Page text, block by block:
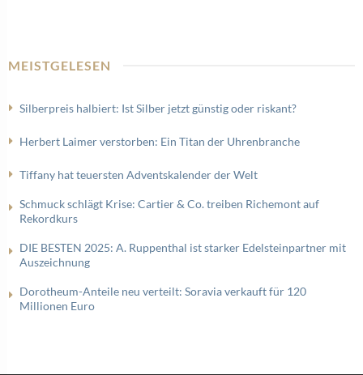
MEISTGELESEN
Silberpreis halbiert: Ist Silber jetzt günstig oder riskant?
Herbert Laimer verstorben: Ein Titan der Uhrenbranche
Tiffany hat teuersten Adventskalender der Welt
Schmuck schlägt Krise: Cartier & Co. treiben Richemont auf
Rekordkurs
DIE BESTEN 2025: A. Ruppenthal ist starker Edelsteinpartner mit
Auszeichnung
Dorotheum-Anteile neu verteilt: Soravia verkauft für 120
Millionen Euro